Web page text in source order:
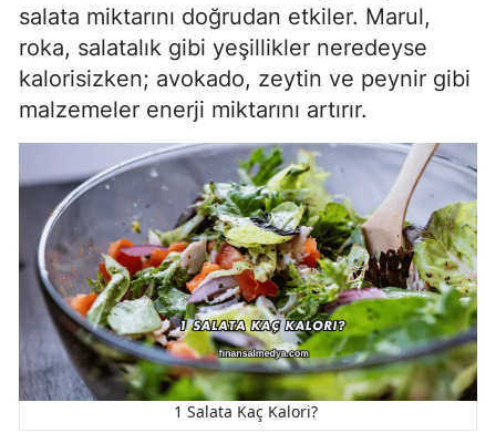
salata miktarını doğrudan etkiler. Marul,
roka, salatalık gibi yeşillikler neredeyse
kalorisizken; avokado, zeytin ve peynir gibi
malzemeler enerji miktarını artırır.
1 Salata Kaç Kalori?